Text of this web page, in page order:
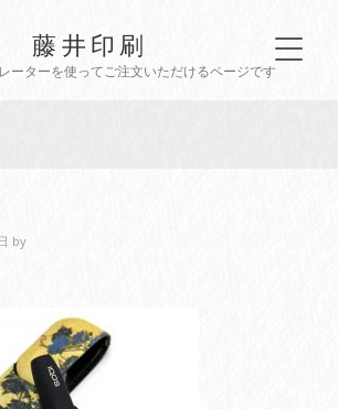
藤井印刷
ーターを使ってご注文いただけるページです
by